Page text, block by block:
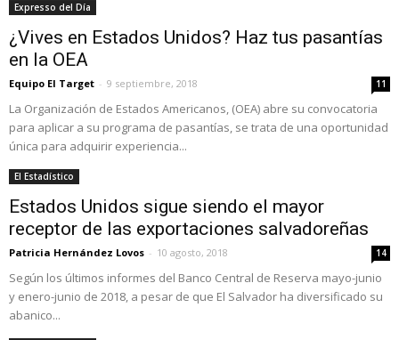
Expresso del Día
¿Vives en Estados Unidos? Haz tus pasantías
en la OEA
Equipo El Target - 9 septiembre, 2018 11
La Organización de Estados Americanos, (OEA) abre su convocatoria
para aplicar a su programa de pasantías, se trata de una oportunidad
única para adquirir experiencia...
El Estadístico
Estados Unidos sigue siendo el mayor
receptor de las exportaciones salvadoreñas
Patricia Hernández Lovos - 10 agosto, 2018 14
Según los últimos informes del Banco Central de Reserva mayo-junio
y enero-junio de 2018, a pesar de que El Salvador ha diversificado su
abanico...